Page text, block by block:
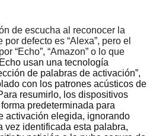
de escucha al reconocer la
defecto es “Alexa”, pero el
“Echo”, “Amazon” o lo que
usan una tecnología
de palabras de activación”,
con los patrones acústicos de
resumirlo, los dispositivos
predeterminada para
activación elegida, ignorando
vez identificada esta palabra,